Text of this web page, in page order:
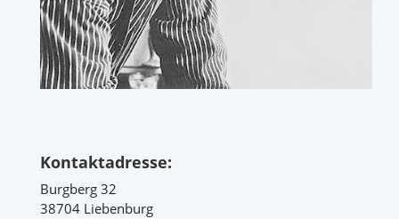
Kontaktadresse:
Burgberg 32
38704 Liebenburg